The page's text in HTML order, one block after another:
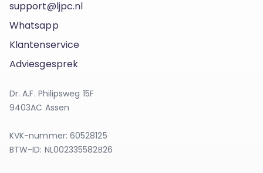
support@ljpc.nl
Whatsapp
Klantenservice
Adviesgesprek
Dr. A.F. Philipsweg 15F
9403AC Assen
KVK-nummer: 60528125
BTW-ID: NL002335582B26